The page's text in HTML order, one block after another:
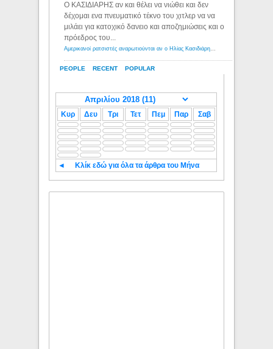
PEOPLE RECENT POPULAR
Ο ΚΑΣΙΔΙΑΡΗΣ αν και θέλει να νιώθει και δεν
δέχομαι ενα πνευματικό τέκνο του χιτλερ να να
μιλάει για κατοχικό δανειο και αποζημιώσεις και ο
πρόεδρος του...
Αμερικανοί ρατσιστές αναρωτιούνται αν ο Ηλίας Κασιδιάρης ανήκει στη λευκή φυλή... - Λόγιος Ερμής
Κυρ Δευ Τρι Τετ Πεμ Παρ Σαβ
◄ Κλίκ εδώ για όλα τα άρθρα του Μήνα